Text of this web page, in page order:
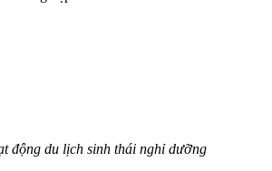
động du lịch sinh thái nghỉ dưỡng